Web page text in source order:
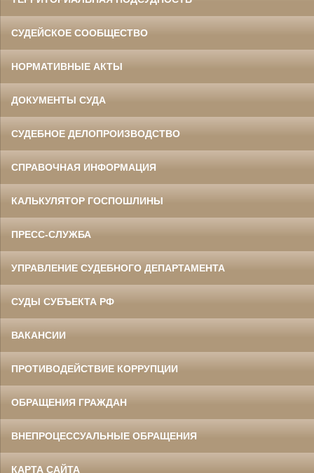
СУДЕЙСКОЕ СООБЩЕСТВО
НОРМАТИВНЫЕ АКТЫ
ДОКУМЕНТЫ СУДА
СУДЕБНОЕ ДЕЛОПРОИЗВОДСТВО
СПРАВОЧНАЯ ИНФОРМАЦИЯ
КАЛЬКУЛЯТОР ГОСПОШЛИНЫ
ПРЕСС-СЛУЖБА
УПРАВЛЕНИЕ СУДЕБНОГО ДЕПАРТАМЕНТА
СУДЫ СУБЪЕКТА РФ
ВАКАНСИИ
ПРОТИВОДЕЙСТВИЕ КОРРУПЦИИ
ОБРАЩЕНИЯ ГРАЖДАН
ВНЕПРОЦЕССУАЛЬНЫЕ ОБРАЩЕНИЯ
КАРТА САЙТА